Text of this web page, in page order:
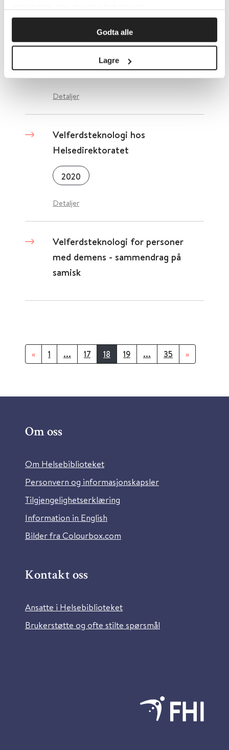
Godta alle
Lagre
Velferdsteknologi hos
Kompetansebroen
Kompetansebroen.no
Detaljer
Velferdsteknologi hos
Helsedirektoratet
2020
Detaljer
Velferdsteknologi for personer
med demens - sammendrag på
samisk
« 1 ... 17 18 19 ... 35 »
Om oss
Om Helsebiblioteket
Personvern og informasjonskapsler
Tilgjengelighetserklæring
Information in English
Bilder fra Colourbox.com
Kontakt oss
Ansatte i Helsebiblioteket
Brukerstøtte og ofte stilte spørsmål